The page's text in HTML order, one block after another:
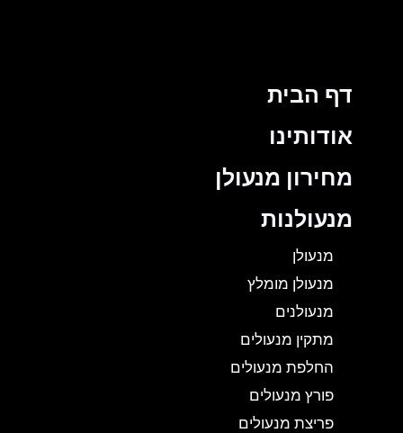
דף הבית
אודותינו
מחירון מנעולן
מנעולנות
מנעולן
מנעולן מומלץ
מנעולנים
מתקין מנעולים
החלפת מנעולים
פורץ מנעולים
פריצת מנעולים